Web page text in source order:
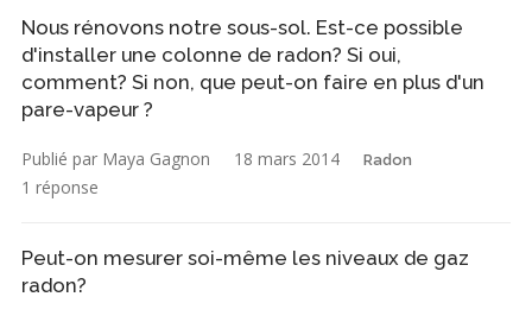
Nous rénovons notre sous-sol. Est-ce possible
d'installer une colonne de radon? Si oui,
comment? Si non, que peut-on faire en plus d'un
pare-vapeur ?
Publié par Maya Gagnon 18 mars 2014 Radon
1 réponse
Peut-on mesurer soi-même les niveaux de gaz
radon?